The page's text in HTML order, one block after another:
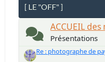
[ LE "OFF" ]
ACCUEIL
Présentations
Re : photographe de